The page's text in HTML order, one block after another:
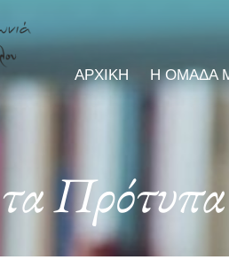
ΑΡΧΙΚΗ Η ΟΜΑΔΑ
τα